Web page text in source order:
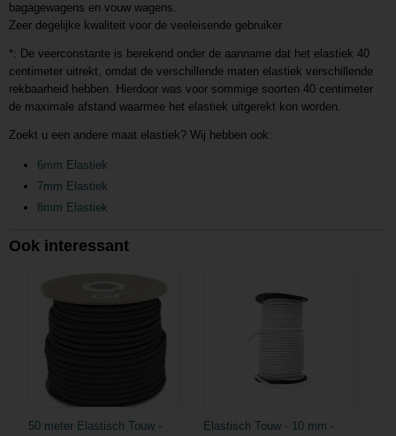
bagagewagens en vouw wagens.
Zeer degelijke kwaliteit voor de veeleisende gebruiker
*: De veerconstante is berekend onder de aanname dat het elastiek 40
centimeter uitrekt, omdat de verschillende maten elastiek verschillende
rekbaarheid hebben. Hierdoor was voor sommige soorten 40 centimeter
de maximale afstand waarmee het elastiek uitgerekt kon worden.
Zoekt u een andere maat elastiek? Wij hebben ook:
6mm Elastiek
7mm Elastiek
8mm Elastiek
Ook interessant
50 meter Elastisch Touw -
Elastisch Touw - 10 mm -